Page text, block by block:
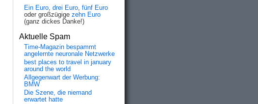
Ein Euro, drei Euro, fünf Euro
oder großzügige zehn Euro
(ganz dickes Danke!)
Aktuelle Spam
Time-Magazin bespammt
angelernte neuronale Netzwerke
best places to travel in january
around the world
Allgegenwart der Werbung:
BMW
Die Szene, die niemand
erwartet hatte